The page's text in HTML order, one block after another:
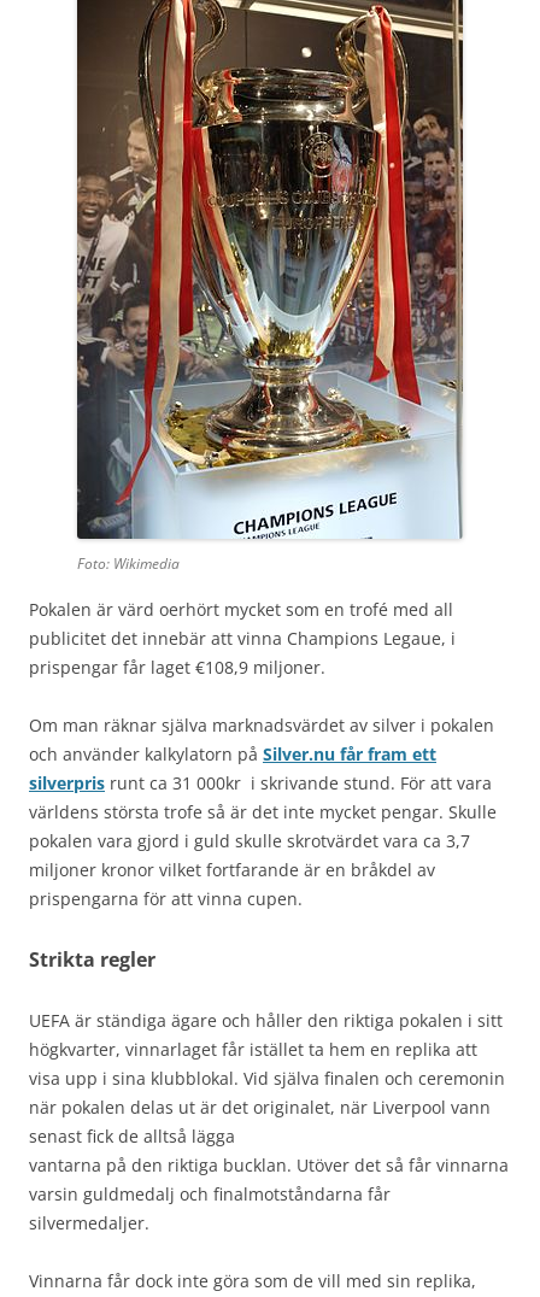
Foto: Wikimedia
Pokalen är värd oerhört mycket som en trofé med all
publicitet det innebär att vinna Champions Legaue, i
prispengar får laget €108,9 miljoner.
Om man räknar själva marknadsvärdet av silver i pokalen
och använder kalkylatorn på Silver.nu får fram ett
silverpris runt ca 31 000kr i skrivande stund. För att vara
världens största trofe så är det inte mycket pengar. Skulle
pokalen vara gjord i guld skulle skrotvärdet vara ca 3,7
miljoner kronor vilket fortfarande är en bråkdel av
prispengarna för att vinna cupen.
Strikta regler
UEFA är ständiga ägare och håller den riktiga pokalen i sitt
högkvarter, vinnarlaget får istället ta hem en replika att
visa upp i sina klubblokal. Vid själva finalen och ceremonin
när pokalen delas ut är det originalet, när Liverpool vann
senast fick de alltså lägga
vantarna på den riktiga bucklan. Utöver det så får vinnarna
varsin guldmedalj och finalmotståndarna får
silvermedaljer.
Vinnarna får dock inte göra som de vill med sin replika,